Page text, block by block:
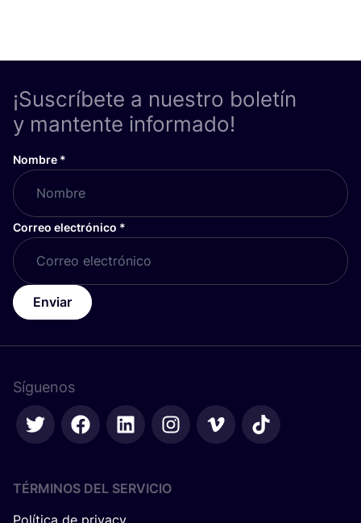
¡Suscríbete a nuestro boletín
y mantente informado!
Nombre *
Correo electrónico *
Enviar
Síguenos
TÉRMINOS DEL SERVICIO
Política de privacy